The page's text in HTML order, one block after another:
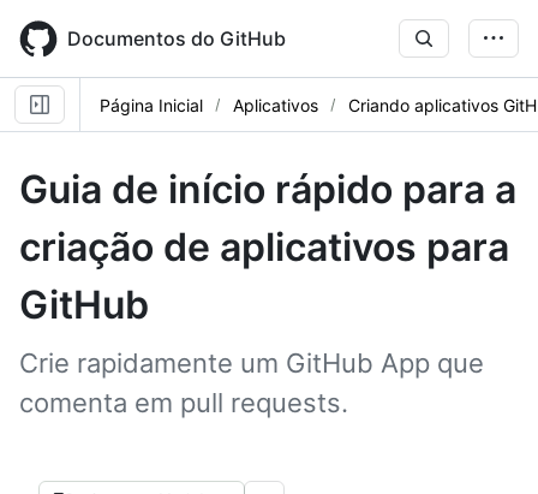
main
content
Documentos do GitHub
Página Inicial Aplicativos Criando aplicativos
Guia de início rápido para a
criação de aplicativos para
GitHub
Crie rapidamente um GitHub App que
comenta em pull requests.